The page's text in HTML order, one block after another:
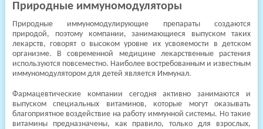
Природные иммуномодуляторы
Природные иммуномодулирующие препараты создаются
природой, поэтому компании, занимающиеся выпуском таких
лекарств, говорят о высоком уровне их усвояемости в детском
организме. В современной медицине лекарственные растения
используются повсеместно. Наиболее востребованным и известным
иммуномодулятором для детей является Иммунал.
Фармацевтические компании сегодня активно занимаются и
выпуском специальных витаминов, которые могут оказывать
благоприятное воздействие на работу иммунной системы. Но такие
витамины предназначены, как правило, только для взрослых,